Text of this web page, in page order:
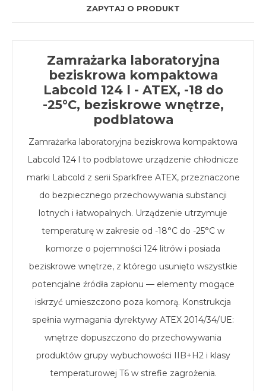
ZAPYTAJ O PRODUKT
Zamrażarka laboratoryjna
beziskrowa kompaktowa
Labcold 124 l - ATEX, -18 do
-25°C, beziskrowe wnętrze,
podblatowa
Zamrażarka laboratoryjna beziskrowa kompaktowa
Labcold 124 l to podblatowe urządzenie chłodnicze
marki Labcold z serii Sparkfree ATEX, przeznaczone
do bezpiecznego przechowywania substancji
lotnych i łatwopalnych. Urządzenie utrzymuje
temperaturę w zakresie od -18°C do -25°C w
komorze o pojemności 124 litrów i posiada
beziskrowe wnętrze, z którego usunięto wszystkie
potencjalne źródła zapłonu — elementy mogące
iskrzyć umieszczono poza komorą. Konstrukcja
spełnia wymagania dyrektywy ATEX 2014/34/UE:
wnętrze dopuszczono do przechowywania
produktów grupy wybuchowości IIB+H2 i klasy
temperaturowej T6 w strefie zagrożenia.